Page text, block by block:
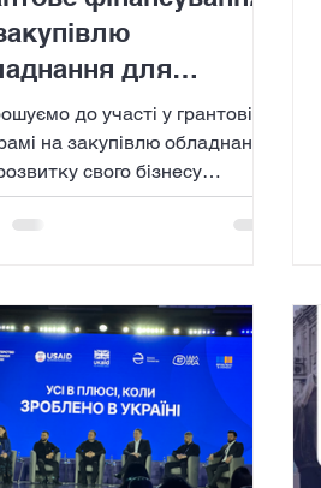
для
5 громад
(заявки до
р.)
до участі у грантовій
на закупівлю обладнання
свого бізнесу
5 громад Сумської